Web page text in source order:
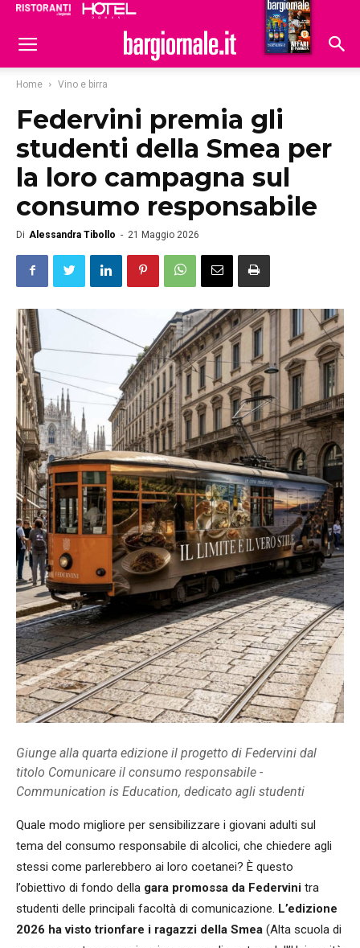
Hoteldomani
Home Vino e birra
Federvini premia gli
studenti della Smea per
la loro campagna sul
consumo responsabile
Di Alessandra Tibollo - 21 Maggio 2026
Giunge alla quarta edizione il progetto di Federvini dal
titolo Comunicare il consumo responsabile -
Communication is Education, dedicato agli studenti
Quale modo migliore per sensibilizzare i giovani adulti sul
tema del consumo responsabile di alcolici, che chiedere agli
stessi come parlerebbero ai loro coetanei? È questo
l’obiettivo di fondo della gara promossa da Federvini tra
studenti delle principali facoltà di comunicazione. L’edizione
2026 ha visto trionfare i ragazzi della Smea (Alta scuola di